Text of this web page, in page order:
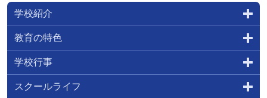
学校紹介
教育の特色
学校行事
スクールライフ